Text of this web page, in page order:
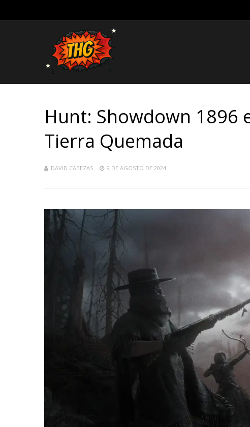
Hunt: Showdown 1896
Tierra Quemada
DAVID CABEZAS 9 DE AGOSTO DE 2024